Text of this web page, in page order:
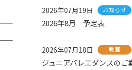
2026年07月19日 お知らせ
2026年8月 予定表
2026年07月18日 教室
ジュニアバレエダンスのご